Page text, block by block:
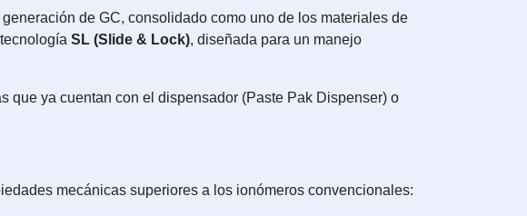
de GC, consolidado como uno de los materiales de
SL (Slide & Lock), diseñada para un manejo
que ya cuentan con el dispensador (Paste Pak Dispenser) o
mecánicas superiores a los ionómeros convencionales: